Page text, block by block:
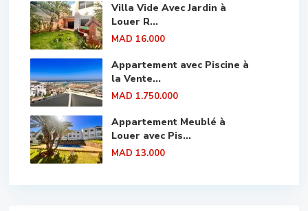
Villa Vide Avec Jardin à
Louer R...
MAD 16.000
Appartement avec Piscine à
la Vente...
MAD 1.750.000
Appartement Meublé à
Louer avec Pis...
MAD 13.000